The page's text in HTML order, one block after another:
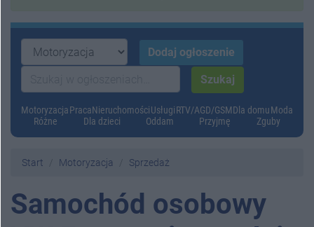
MotoryzacjaPracaNieruchomościUsługiRTV/AGD/GSMDla domuModa
Różne
Dla dzieci Oddam Przyjmę Zguby
Start Motoryzacja Sprzedaż
Samochód osobowy